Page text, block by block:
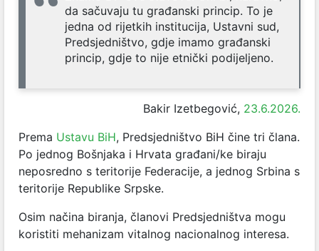
da sačuvaju tu građanski princip. To je
jedna od rijetkih institucija, Ustavni sud,
Predsjedništvo, gdje imamo građanski
princip, gdje to nije etnički podijeljeno.
Bakir Izetbegović, 23.6.2026.
Prema Ustavu BiH, Predsjedništvo BiH čine tri člana.
Po jednog Bošnjaka i Hrvata građani/ke biraju
neposredno s teritorije Federacije, a jednog Srbina s
teritorije Republike Srpske.
Osim načina biranja, članovi Predsjedništva mogu
koristiti mehanizam vitalnog nacionalnog interesa.